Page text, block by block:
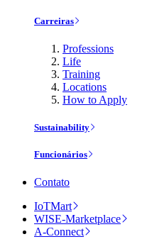
Carreiras
Professions
Life
Training
Locations
How to Apply
Sustainability
Funcionários
Contato
IoTMart
WISE-Marketplace
A-Connect